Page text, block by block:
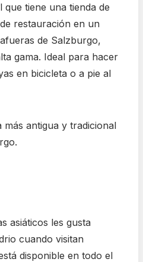
tiene una tienda de
restauración en un
de Salzburgo,
gama. Ideal para hacer
en bicicleta o a pie al
más antigua y tradicional
asiáticos les gusta
cuando visitan
disponible en todo el